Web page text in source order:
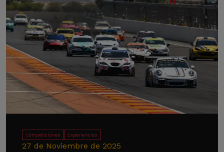
Competiciones Experiencias
27 de Noviembre de 2025